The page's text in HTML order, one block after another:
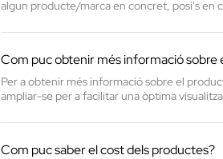
algun producte/marca en concret, posi's en
Com puc obtenir més informació sobre
Per a obtenir més informació sobre el
ampliar-se per a facilitar una òptima
Com puc saber el cost dels productes?